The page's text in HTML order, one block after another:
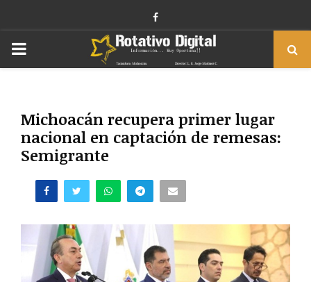
Facebook
PRIMARY
Michoacán recupera primer lugar
nacional en captación de remesas:
Semigrante